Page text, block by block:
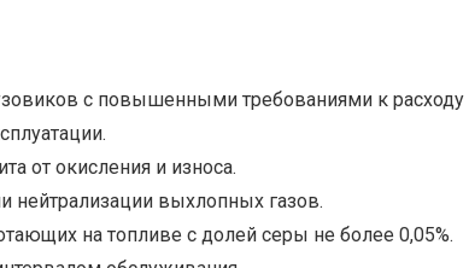
с повышенными требованиями к расходу
от окисления и износа.
нейтрализации выхлопных газов.
на топливе с долей серы не более 0,05%.